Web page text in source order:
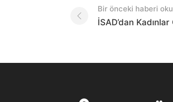
Post
navigation
Bir önceki haberi
İSAD’dan